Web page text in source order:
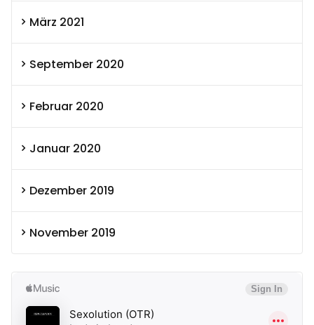
März 2021
September 2020
Februar 2020
Januar 2020
Dezember 2019
November 2019